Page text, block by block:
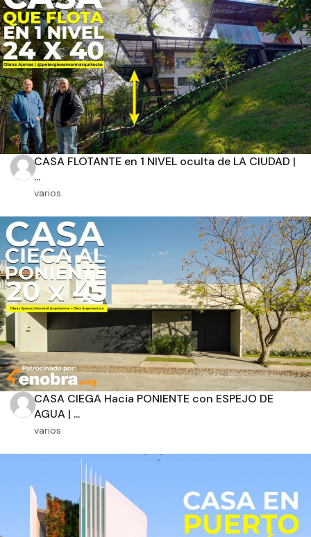
CASA FLOTANTE en 1 NIVEL oculta de LA CIUDAD |
...
varios
CASA CIEGA Hacia PONIENTE con ESPEJO DE
AGUA | ...
varios
Filtros
Tipo de obra Estado
Recamaras Baños
Orientación solar
Dimensiones
m2 de construcción
m2 de terreno
Aplicar filtros